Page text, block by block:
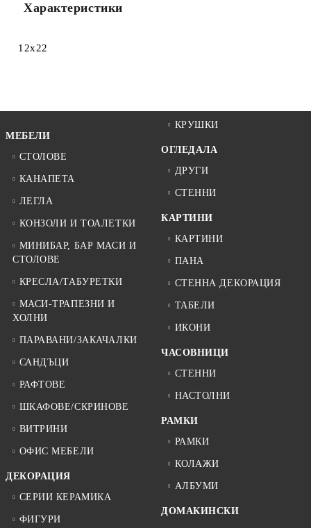
Характеристики
12х22
МЕБЕЛИ
СТОЛОВЕ
КАНАПЕТА
ЛЕГЛА
КОНЗОЛИ И ТОАЛЕТКИ
МИНИБАР, БАР МАСИ И
СТОЛОВЕ
КРЕСЛА/ТАБУРЕТКИ
МАСИ-ТРАПЕЗНИ И
ХОЛНИ
ПАРАВАНИ/ЗАКАЧАЛКИ
САНДЪЦИ
РАФТОВЕ
ШКАФОВЕ/СКРИНОВЕ
ВИТРИНИ
ОФИС МЕБЕЛИ
ДЕКОРАЦИЯ
СЕРИИ КЕРАМИКА
ФИГУРИ
КРУШКИ
ОГЛЕДАЛА
ДРУГИ
СТЕННИ
КАРТИНИ
КАРТИНИ
ПАНА
СТЕННА ДЕКОРАЦИЯ
ТАБЕЛИ
ИКОНИ
ЧАСОВНИЦИ
СТЕННИ
НАСТОЛНИ
РАМКИ
РАМКИ
КОЛАЖИ
АЛБУМИ
ДОМАКИНСКИ